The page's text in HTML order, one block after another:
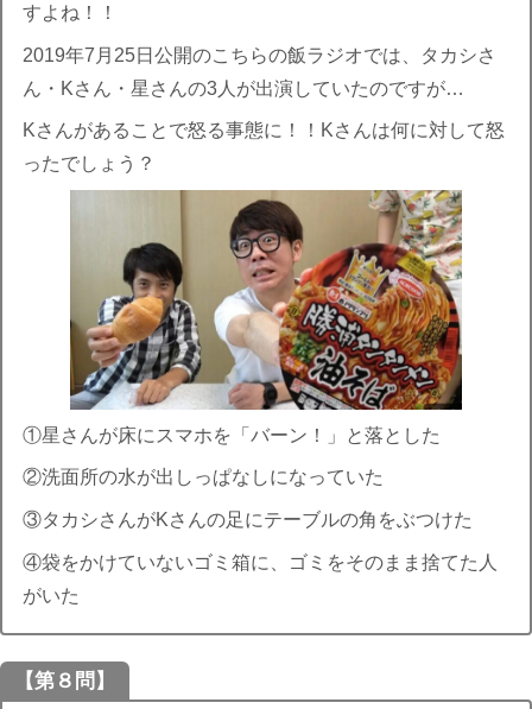
すよね！！
2019年7月25日公開のこちらの飯ラジオでは、タカシさ
ん・Kさん・星さんの3人が出演していたのですが…
Kさんがあることで怒る事態に！！Kさんは何に対して怒
ったでしょう？
①星さんが床にスマホを「バーン！」と落とした
②洗面所の水が出しっぱなしになっていた
③タカシさんがKさんの足にテーブルの角をぶつけた
④袋をかけていないゴミ箱に、ゴミをそのまま捨てた人
がいた
【第８問】